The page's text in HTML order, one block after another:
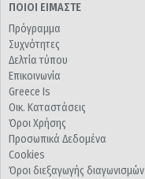
ΠΟΙΟΙ ΕΙΜΑΣΤΕ
Πρόγραμμα
Συχνότητες
Δελτία τύπου
Επικοινωνία
Greece Is
Οικ. Καταστάσεις
Όροι Χρήσης
Προσωπικά Δεδομένα
Cookies
Όροι διεξαγωγής διαγωνισμών